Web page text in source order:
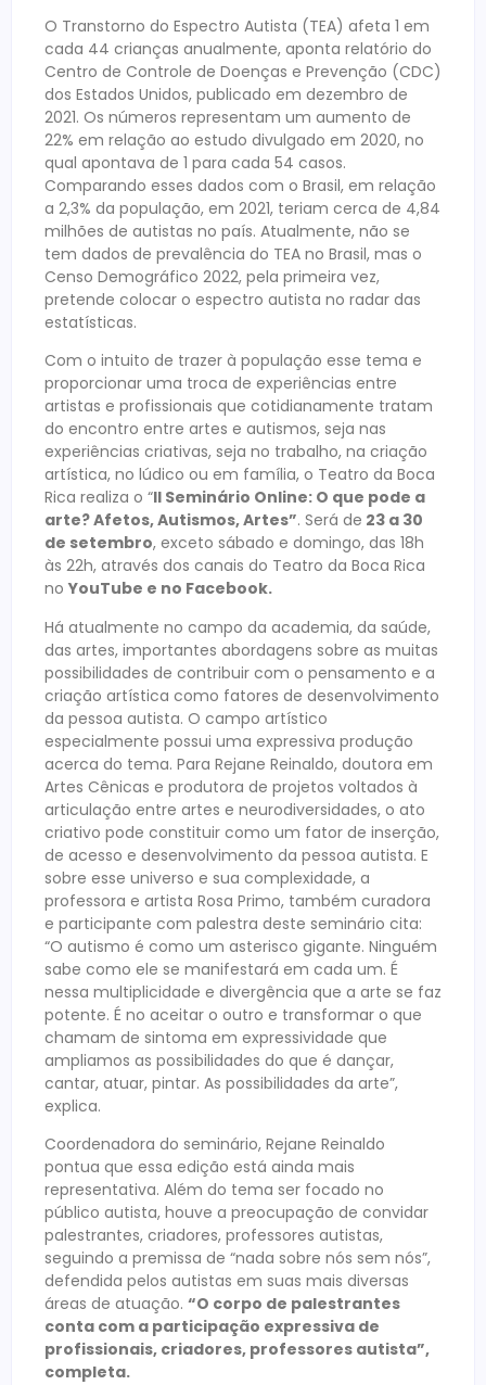
O Transtorno do Espectro Autista (TEA) afeta 1 em
cada 44 crianças anualmente, aponta relatório do
Centro de Controle de Doenças e Prevenção (CDC)
dos Estados Unidos, publicado em dezembro de
2021. Os números representam um aumento de
22% em relação ao estudo divulgado em 2020, no
qual apontava de 1 para cada 54 casos.
Comparando esses dados com o Brasil, em relação
a 2,3% da população, em 2021, teriam cerca de 4,84
milhões de autistas no país. Atualmente, não se
tem dados de prevalência do TEA no Brasil, mas o
Censo Demográfico 2022, pela primeira vez,
pretende colocar o espectro autista no radar das
estatísticas.
Com o intuito de trazer à população esse tema e
proporcionar uma troca de experiências entre
artistas e profissionais que cotidianamente tratam
do encontro entre artes e autismos, seja nas
experiências criativas, seja no trabalho, na criação
artística, no lúdico ou em família, o Teatro da Boca
Rica realiza o “II Seminário Online: O que pode a
arte? Afetos, Autismos, Artes”. Será de 23 a 30
de setembro, exceto sábado e domingo, das 18h
às 22h, através dos canais do Teatro da Boca Rica
no YouTube e no Facebook.
Há atualmente no campo da academia, da saúde,
das artes, importantes abordagens sobre as muitas
possibilidades de contribuir com o pensamento e a
criação artística como fatores de desenvolvimento
da pessoa autista. O campo artístico
especialmente possui uma expressiva produção
acerca do tema. Para Rejane Reinaldo, doutora em
Artes Cênicas e produtora de projetos voltados à
articulação entre artes e neurodiversidades, o ato
criativo pode constituir como um fator de inserção,
de acesso e desenvolvimento da pessoa autista. E
sobre esse universo e sua complexidade, a
professora e artista Rosa Primo, também curadora
e participante com palestra deste seminário cita:
“O autismo é como um asterisco gigante. Ninguém
sabe como ele se manifestará em cada um. É
nessa multiplicidade e divergência que a arte se faz
potente. É no aceitar o outro e transformar o que
chamam de sintoma em expressividade que
ampliamos as possibilidades do que é dançar,
cantar, atuar, pintar. As possibilidades da arte”,
explica.
Coordenadora do seminário, Rejane Reinaldo
pontua que essa edição está ainda mais
representativa. Além do tema ser focado no
público autista, houve a preocupação de convidar
palestrantes, criadores, professores autistas,
seguindo a premissa de “nada sobre nós sem nós”,
defendida pelos autistas em suas mais diversas
áreas de atuação. “O corpo de palestrantes
conta com a participação expressiva de
profissionais, criadores, professores autista”,
completa.